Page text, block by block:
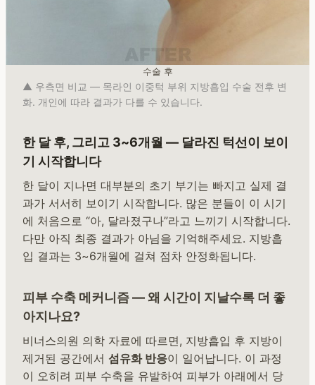
수술 후
▲ 우측면 비교 — 목라인 이중턱 부위 지방흡입 수술 전후 변
화. 개인에 따라 결과가 다를 수 있습니다.
한 달 후, 그리고 3~6개월 — 달라진 턱선이 보이
기 시작합니다
한 달이 지나면 대부분의 초기 부기는 빠지고 실제 결
과가 서서히 보이기 시작합니다. 많은 분들이 이 시기
에 처음으로 “아, 달라졌구나”라고 느끼기 시작합니다.
다만 아직 최종 결과가 아님을 기억해주세요. 지방흡
입 결과는 3~6개월에 걸쳐 점차 안정화됩니다.
피부 수축 메커니즘 — 왜 시간이 지날수록 더 좋
아지나요?
비너스의원 의학 자료에 따르면, 지방흡입 후 지방이
제거된 공간에서 섬유화 반응이 일어납니다. 이 과정
이 오히려 피부 수축을 유발하여 피부가 아래에서 당